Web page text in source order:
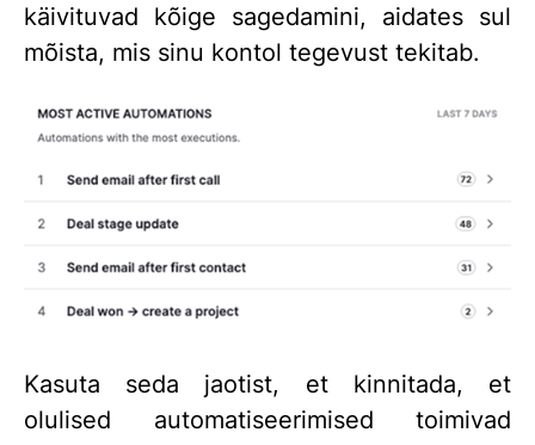
käivituvad kõige sagedamini, aidates sul
mõista, mis sinu kontol tegevust tekitab.
Kasuta seda jaotist, et kinnitada, et
olulised automatiseerimised toimivad